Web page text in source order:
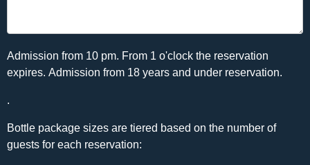
Admission from 10 pm. From 1 o'clock the reservation
expires. Admission from 18 years and under reservation.
.
Bottle package sizes are tiered based on the number of
guests for each reservation: